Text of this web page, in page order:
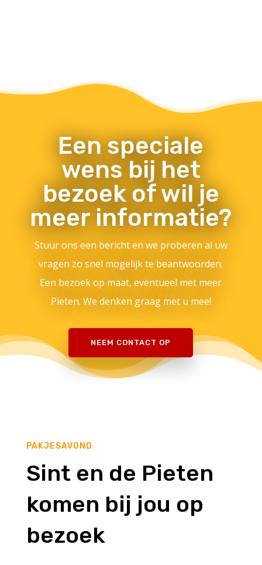
Een speciale
wens bij het
bezoek of wil je
meer informatie?
Stuur ons een bericht en we proberen al uw
vragen zo snel mogelijk te beantwoorden.
Een bezoek op maat, eventueel met meer
Pieten. We denken graag met u mee!
NEEM CONTACT OP
PAKJESAVOND
Sint en de Pieten
komen bij jou op
bezoek